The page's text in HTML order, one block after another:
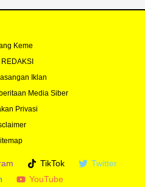
Keme
REDAKSI
Iklan
Media Siber
Privasi
TikTok
Twitter
YouTube